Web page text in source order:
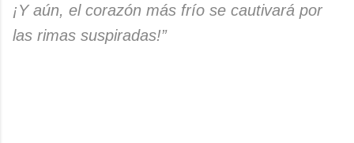
¡Y aún, el corazón más frío se cautivará por
las rimas suspiradas!”